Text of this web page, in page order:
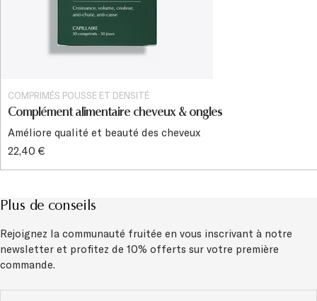
COMPRIMÉS POUSSE ET DENSITÉ
Complément alimentaire cheveux & ongles
Améliore qualité et beauté des cheveux
22,40 €
Plus de conseils
Rejoignez la communauté fruitée en vous inscrivant à notre
newsletter et profitez de 10% offerts sur votre première
commande.